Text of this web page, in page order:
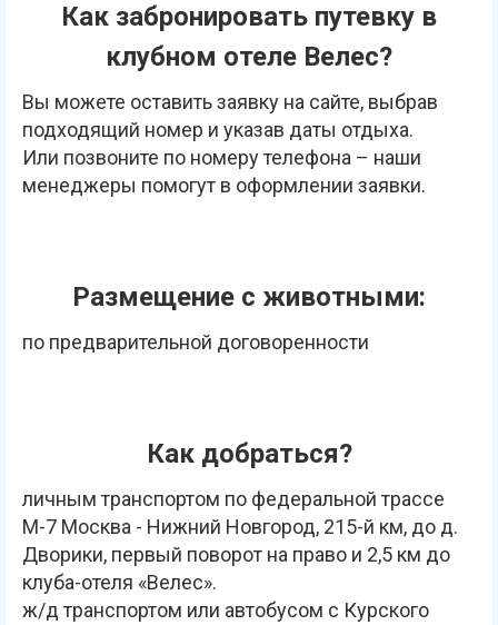
Как забронировать путевку в
клубном отеле Велес?
Вы можете оставить заявку на сайте, выбрав
подходящий номер и указав даты отдыха.
Или позвоните по номеру телефона – наши
менеджеры помогут в оформлении заявки.
Размещение с животными:
по предварительной договоренности
Как добраться?
личным транспортом по федеральной трассе
М-7 Москва - Нижний Новгород, 215-й км, до д.
Дворики, первый поворот на право и 2,5 км до
клуба-отеля «Велес».
ж/д транспортом или автобусом с Курского